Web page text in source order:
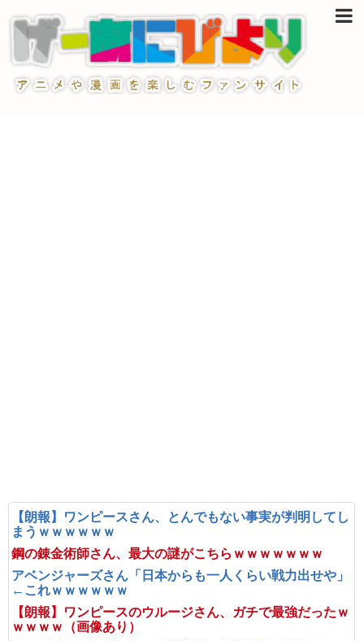
【朗報】ワンピースさん、とんでもない事実が判明してし
まうｗｗｗｗｗｗ
鋼の錬金術師さん、最大の謎がこちらｗｗｗｗｗｗｗ
アベンジャーズさん「日本からも一人くらい戦力出せや」
←これｗｗｗｗｗｗ
【朗報】ワンピースのウルージさん、ガチで最強だったｗ
ｗｗｗｗ（画像あり）